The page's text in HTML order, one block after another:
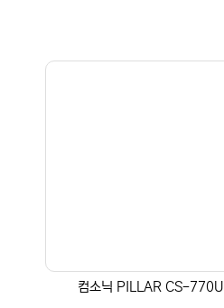
컴소닉 PILLAR CS-770U